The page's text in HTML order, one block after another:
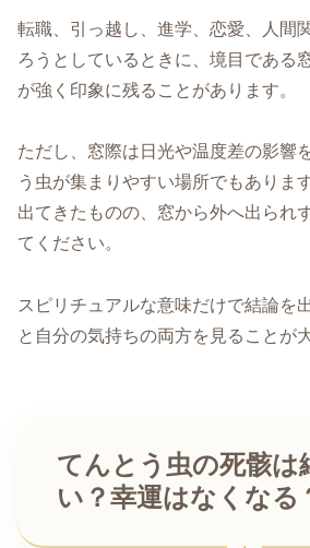
転職、引っ越し、進学、恋愛、人間
ろうとしているときに、境目である
が強く印象に残ることがあります。
ただし、窓際は日光や温度差の影響
う虫が集まりやすい場所でもありま
出てきたものの、窓から外へ出られ
てください。
スピリチュアルな意味だけで結論を
と自分の気持ちの両方を見ることが
てんとう虫の死骸は
い？幸運はなくなる